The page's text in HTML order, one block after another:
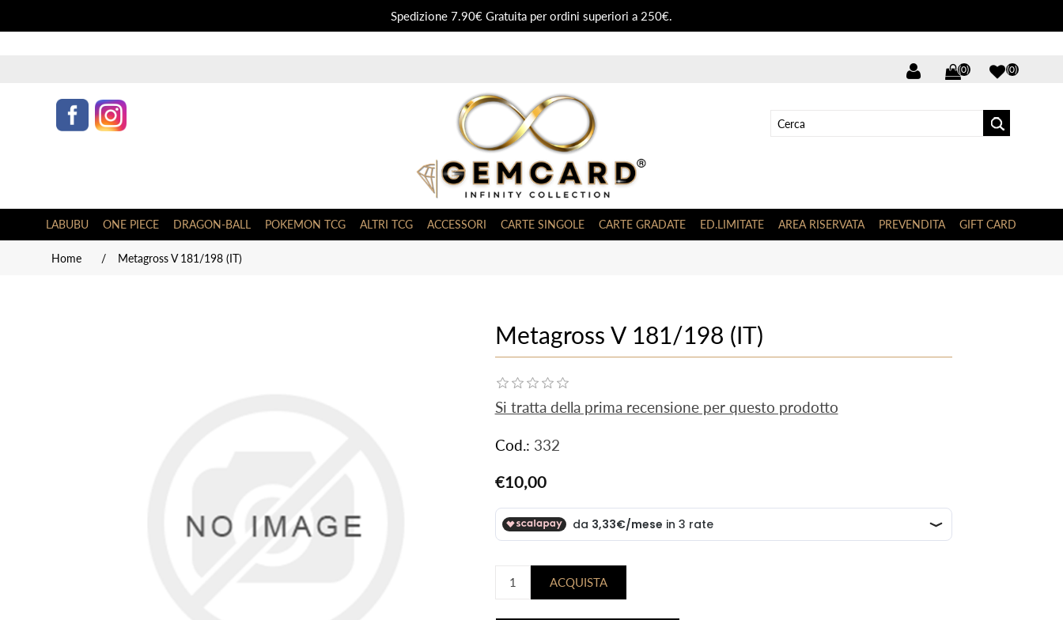
Spedizione 7.90€ Gratuita per ordini superiori a 250€.
(0) (0)
LABUBU ONE PIECE DRAGON-BALL POKEMON TCG ALTRI TCG ACCESSORI CARTE SINGOLE CARTE GRADATE ED.LIMITATE AREA RISERVATA PREVENDITA GIFT CARD
Home / Metagross V 181/198 (IT)
Metagross V 181/198 (IT)
Si tratta della prima recensione per questo prodotto
Cod.: 332
€10,00